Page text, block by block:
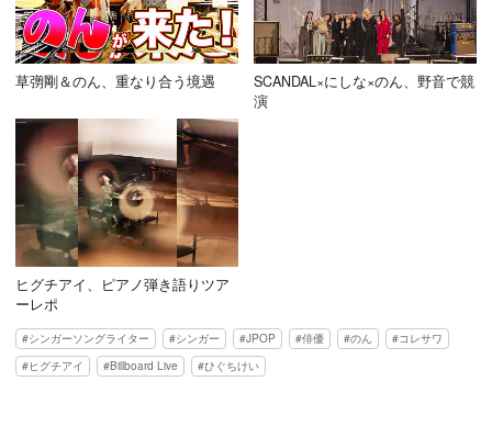
草彅剛＆のん、重なり合う境遇
SCANDAL×にしな×のん、野音で競
演
ヒグチアイ、ピアノ弾き語りツア
ーレポ
シンガーソングライター シンガー JPOP 俳優 のん
コレサワ
ヒグチアイ
Billboard Live ひぐちけい